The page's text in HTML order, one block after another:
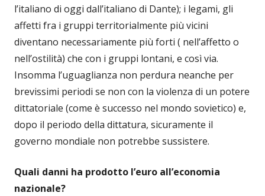
l’italiano di oggi dall’italiano di Dante); i legami, gli
affetti fra i gruppi territorialmente più vicini
diventano necessariamente più forti ( nell’affetto o
nell’ostilità) che con i gruppi lontani, e così via.
Insomma l’uguaglianza non perdura neanche per
brevissimi periodi se non con la violenza di un potere
dittatoriale (come è successo nel mondo sovietico) e,
dopo il periodo della dittatura, sicuramente il
governo mondiale non potrebbe sussistere.
Quali danni ha prodotto l’euro all’economia
nazionale?